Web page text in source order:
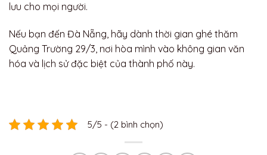
lưu cho mọi người.
Nếu bạn đến Đà Nẵng, hãy dành thời gian ghé thăm
Quảng Trường 29/3, nơi hòa mình vào không gian văn
hóa và lịch sử đặc biệt của thành phố này.
5/5 - (2 bình chọn)